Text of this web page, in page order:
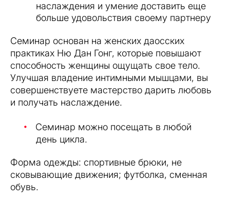
наслаждения и умение доставить еще
больше удовольствия своему партнеру
Семинар основан на женских даосских
практиках Ню Дан Гонг, которые повышают
способность женщины ощущать свое тело.
Улучшая владение интимными мышцами, вы
совершенствуете мастерство дарить любовь
и получать наслаждение.
Семинар можно посещать в любой
день цикла.
Форма одежды: спортивные брюки, не
сковывающие движения; футболка, сменная
обувь.